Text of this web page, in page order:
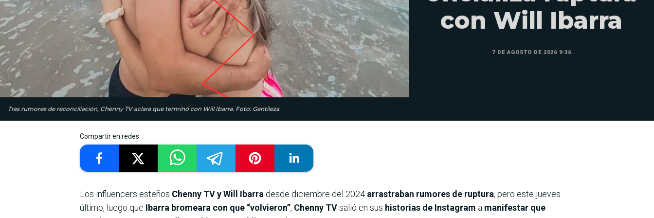
Tras rumores de reconciliación, Chenny TV aclara que terminó con Will Ibarra. Foto: Gentileza
con Will Ibarra
7 DE AGOSTO DE 2026 9:36
Compartir en redes
Los influencers esteños Chenny TV y Will Ibarra desde diciembre del 2024 arrastraban rumores de ruptura, pero este jueves
último, luego que Ibarra bromeara con que “volvieron”, Chenny TVsalió en sus historias de Instagram a manifestar que